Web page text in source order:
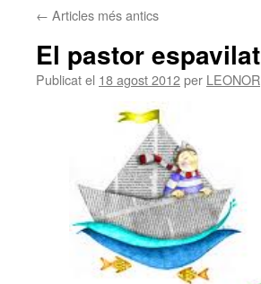
← Articles més antics
El pastor espavilat
Publicat el 18 agost 2012per LEONOR